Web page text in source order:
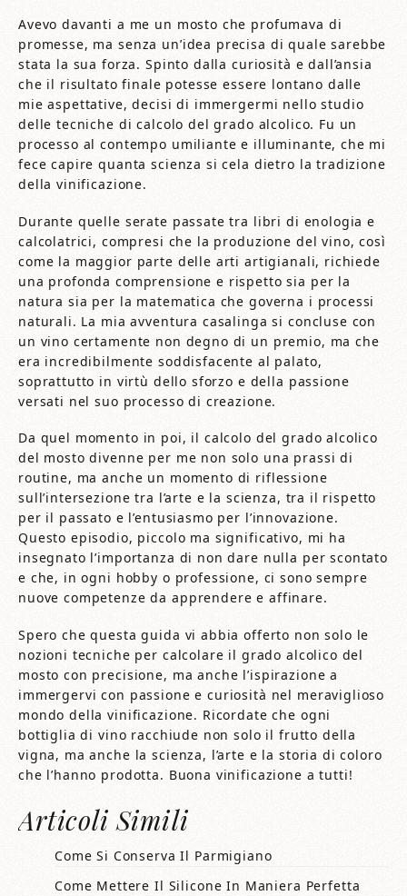
Avevo davanti a me un mosto che profumava di
promesse, ma senza un’idea precisa di quale sarebbe
stata la sua forza. Spinto dalla curiosità e dall’ansia
che il risultato finale potesse essere lontano dalle
mie aspettative, decisi di immergermi nello studio
delle tecniche di calcolo del grado alcolico. Fu un
processo al contempo umiliante e illuminante, che mi
fece capire quanta scienza si cela dietro la tradizione
della vinificazione.
Durante quelle serate passate tra libri di enologia e
calcolatrici, compresi che la produzione del vino, così
come la maggior parte delle arti artigianali, richiede
una profonda comprensione e rispetto sia per la
natura sia per la matematica che governa i processi
naturali. La mia avventura casalinga si concluse con
un vino certamente non degno di un premio, ma che
era incredibilmente soddisfacente al palato,
soprattutto in virtù dello sforzo e della passione
versati nel suo processo di creazione.
Da quel momento in poi, il calcolo del grado alcolico
del mosto divenne per me non solo una prassi di
routine, ma anche un momento di riflessione
sull’intersezione tra l’arte e la scienza, tra il rispetto
per il passato e l’entusiasmo per l’innovazione.
Questo episodio, piccolo ma significativo, mi ha
insegnato l’importanza di non dare nulla per scontato
e che, in ogni hobby o professione, ci sono sempre
nuove competenze da apprendere e affinare.
Spero che questa guida vi abbia offerto non solo le
nozioni tecniche per calcolare il grado alcolico del
mosto con precisione, ma anche l’ispirazione a
immergervi con passione e curiosità nel meraviglioso
mondo della vinificazione. Ricordate che ogni
bottiglia di vino racchiude non solo il frutto della
vigna, ma anche la scienza, l’arte e la storia di coloro
che l’hanno prodotta. Buona vinificazione a tutti!
Articoli Simili
Come Si Conserva Il Parmigiano
Come Mettere Il Silicone In Maniera Perfetta